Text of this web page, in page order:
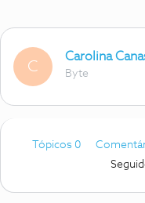
C
Carolina
Byte
Tópicos 0